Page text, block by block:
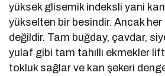
yüksek glisemik indeksli yani kan
yükselten bir besindir. Ancak her
değildir. Tam buğday, çavdar,
yulaf gibi tam tahıllı ekmekler
tokluk sağlar ve kan şekeri